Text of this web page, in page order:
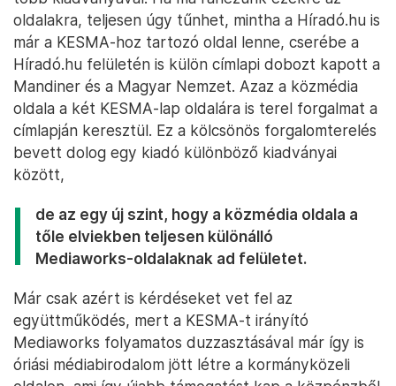
oldalakra, teljesen úgy tűnhet, mintha a Híradó.hu is
már a KESMA-hoz tartozó oldal lenne, cserébe a
Híradó.hu felületén is külön címlapi dobozt kapott a
Mandiner és a Magyar Nemzet. Azaz a közmédia
oldala a két KESMA-lap oldalára is terel forgalmat a
címlapján keresztül. Ez a kölcsönös forgalomterelés
bevett dolog egy kiadó különböző kiadványai
között,
de az egy új szint, hogy a közmédia oldala a
tőle elviekben teljesen különálló
Mediaworks-oldalaknak ad felületet.
Már csak azért is kérdéseket vet fel az
együttműködés, mert a KESMA-t irányító
Mediaworks folyamatos duzzasztásával már így is
óriási médiabirodalom jött létre a kormányközeli